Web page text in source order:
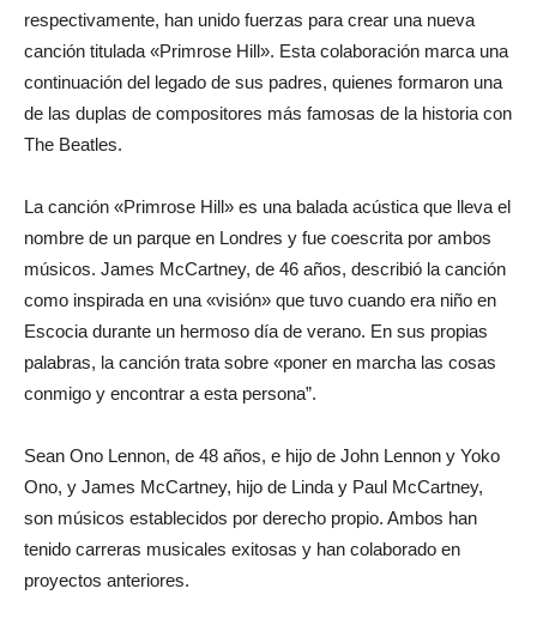
respectivamente, han unido fuerzas para crear una nueva
canción titulada «Primrose Hill». Esta colaboración marca una
continuación del legado de sus padres, quienes formaron una
de las duplas de compositores más famosas de la historia con
The Beatles.
La canción «Primrose Hill» es una balada acústica que lleva el
nombre de un parque en Londres y fue coescrita por ambos
músicos. James McCartney, de 46 años, describió la canción
como inspirada en una «visión» que tuvo cuando era niño en
Escocia durante un hermoso día de verano. En sus propias
palabras, la canción trata sobre «poner en marcha las cosas
conmigo y encontrar a esta persona”.
Sean Ono Lennon, de 48 años, e hijo de John Lennon y Yoko
Ono, y James McCartney, hijo de Linda y Paul McCartney,
son músicos establecidos por derecho propio. Ambos han
tenido carreras musicales exitosas y han colaborado en
proyectos anteriores.